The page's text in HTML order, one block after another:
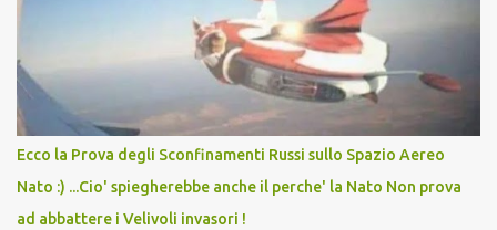
andava bene anche, a Temperatura Ambiente"! Riproponiamo
l'articolo per NON Dimenticare!
Ecco la Prova degli Sconfinamenti Russi sullo Spazio Aereo
Nato :) ...Cio' spiegherebbe anche il perche' la Nato Non prova
ad abbattere i Velivoli invasori !